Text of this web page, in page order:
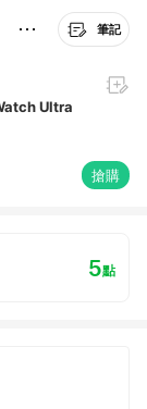
筆記
Ultra
搶購
5點